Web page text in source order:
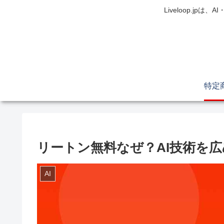
Liveloop.jpは、AI
リートン無料なぜ？AI技術を
AI